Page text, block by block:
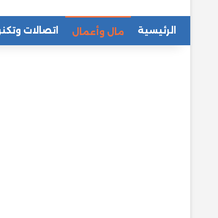
الرئيسية مال وأعمال اتصالات